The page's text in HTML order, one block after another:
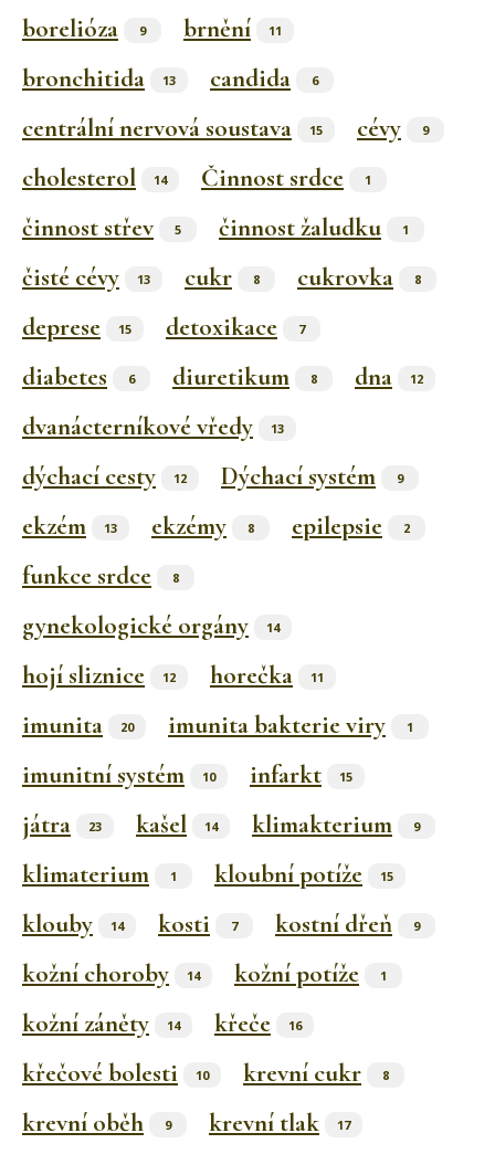
borelióza 9 brnění 11
bronchitida 13 candida 6
centrální nervová soustava 15 cévy 9
cholesterol 14 Činnost srdce 1
činnost střev 5 činnost žaludku 1
čisté cévy 13 cukr 8 cukrovka 8
deprese 15 detoxikace 7
diabetes 6 diuretikum 8 dna 12
dvanácterníkové vředy 13
dýchací cesty 12 Dýchací systém 9
ekzém 13 ekzémy 8 epilepsie 2
funkce srdce 8
gynekologické orgány 14
hojí sliznice 12 horečka 11
imunita 20 imunita bakterie viry 1
imunitní systém 10 infarkt 15
játra 23 kašel 14 klimakterium 9
klimaterium 1 kloubní potíže 15
klouby 14 kosti 7 kostní dřeň 9
kožní choroby 14 kožní potíže 1
kožní záněty 14 křeče 16
křečové bolesti 10 krevní cukr 8
krevní oběh 9 krevní tlak 17